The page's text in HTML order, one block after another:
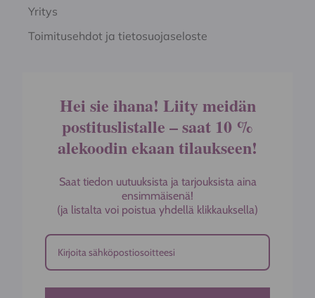
Yritys
Toimitusehdot ja tietosuojaseloste
Hei sie ihana! Liity meidän
postituslistalle – saat 10 %
alekoodin ekaan tilaukseen!
Saat tiedon uutuuksista ja tarjouksista aina
ensimmäisenä!
(ja listalta voi poistua yhdellä klikkauksella)